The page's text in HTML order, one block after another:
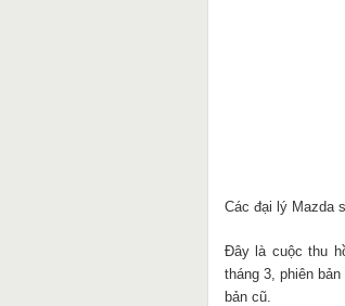
Các đại lý Mazda
Đây là cuộc thu
tháng 3, phiên
bản cũ.